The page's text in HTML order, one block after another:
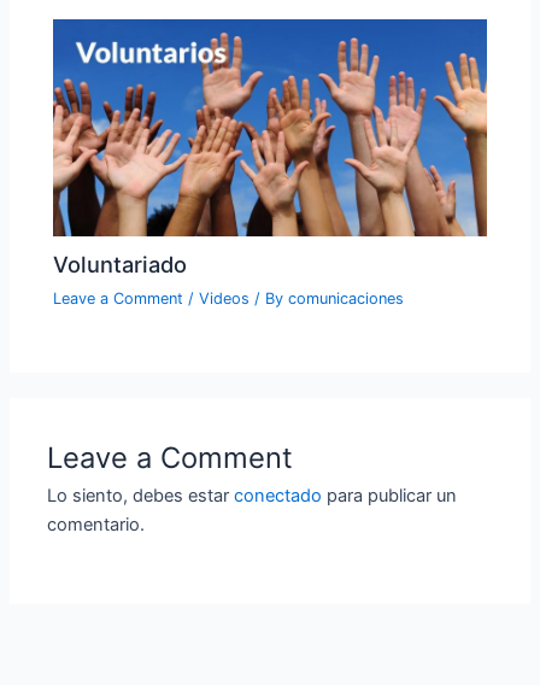
Voluntariado
Leave a Comment /Videos / Bycomunicaciones
Leave a Comment
Lo siento, debes estarconectado para publicar un
comentario.